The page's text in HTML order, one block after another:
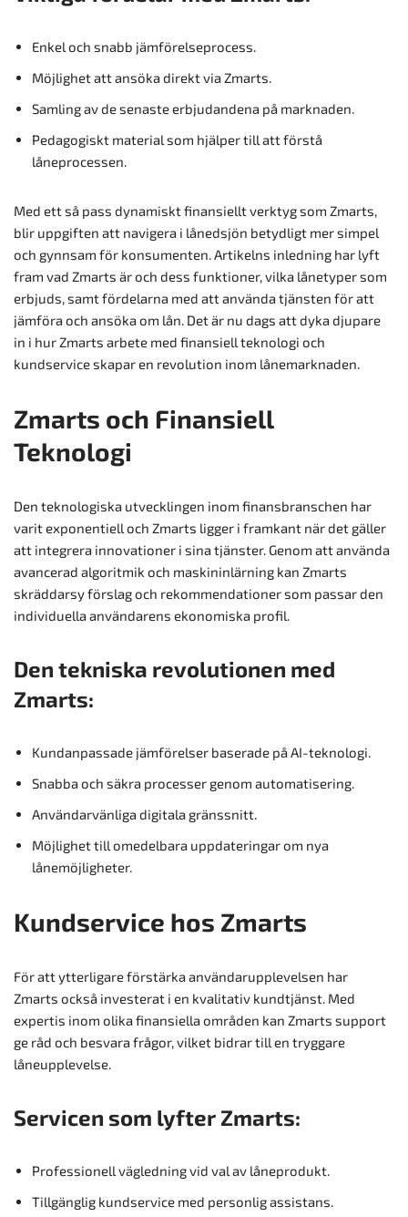
Enkel och snabb jämförelseprocess.
Möjlighet att ansöka direkt via Zmarts.
Samling av de senaste erbjudandena på marknaden.
Pedagogiskt material som hjälper till att förstå
låneprocessen.
Med ett så pass dynamiskt finansiellt verktyg som Zmarts,
blir uppgiften att navigera i lånedsjön betydligt mer simpel
och gynnsam för konsumenten. Artikelns inledning har lyft
fram vad Zmarts är och dess funktioner, vilka lånetyper som
erbjuds, samt fördelarna med att använda tjänsten för att
jämföra och ansöka om lån. Det är nu dags att dyka djupare
in i hur Zmarts arbete med finansiell teknologi och
kundservice skapar en revolution inom lånemarknaden.
Zmarts och Finansiell
Teknologi
Den teknologiska utvecklingen inom finansbranschen har
varit exponentiell och Zmarts ligger i framkant när det gäller
att integrera innovationer i sina tjänster. Genom att använda
avancerad algoritmik och maskininlärning kan Zmarts
skräddarsy förslag och rekommendationer som passar den
individuella användarens ekonomiska profil.
Den tekniska revolutionen med
Zmarts:
Kundanpassade jämförelser baserade på AI-teknologi.
Snabba och säkra processer genom automatisering.
Användarvänliga digitala gränssnitt.
Möjlighet till omedelbara uppdateringar om nya
lånemöjligheter.
Kundservice hos Zmarts
För att ytterligare förstärka användarupplevelsen har
Zmarts också investerat i en kvalitativ kundtjänst. Med
expertis inom olika finansiella områden kan Zmarts support
ge råd och besvara frågor, vilket bidrar till en tryggare
låneupplevelse.
Servicen som lyfter Zmarts:
Professionell vägledning vid val av låneprodukt.
Tillgänglig kundservice med personlig assistans.